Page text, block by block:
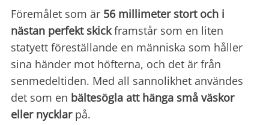
Föremålet som är 56 millimeter stort och i
nästan perfekt skickframstår som en liten
statyett föreställande en människa som håller
sina händer mot höfterna, och det är från
senmedeltiden. Med all sannolikhet användes
det som en bältesögla att hänga små väskor
eller nycklarpå.